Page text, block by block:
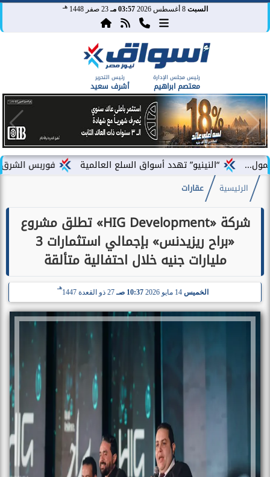
السبت 8 أغسطس 2026 03:57 مـ 23 صفر 1448 هـ
رئيس مجلس الإدارة
معتصم ابراهيم
رئيس التحرير
أشرف سعيد
فوربس الشرق الأوسط تختار “النينيو” تهدد أسواق السلع العالمية
الرئيسية عقارات
شركة «HIG Development» تطلق مشروع
«براح ريزيدنس» بإجمالي استثمارات 3
مليارات جنيه خلال احتفالية متألقة
الخميس 14 مايو 2026 10:37 صـ 27 ذو القعدة 1447
هـ